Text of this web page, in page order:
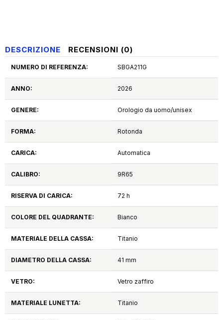
DESCRIZIONE RECENSIONI (0)
NUMERO DI REFERENZA: SBGA211G
ANNO: 2026
GENERE: Orologio da uomo/unisex
FORMA: Rotonda
CARICA: Automatica
CALIBRO: 9R65
RISERVA DI CARICA: 72 h
COLORE DEL QUADRANTE: Bianco
MATERIALE DELLA CASSA: Titanio
DIAMETRO DELLA CASSA: 41 mm
VETRO: Vetro zaffiro
MATERIALE LUNETTA: Titanio